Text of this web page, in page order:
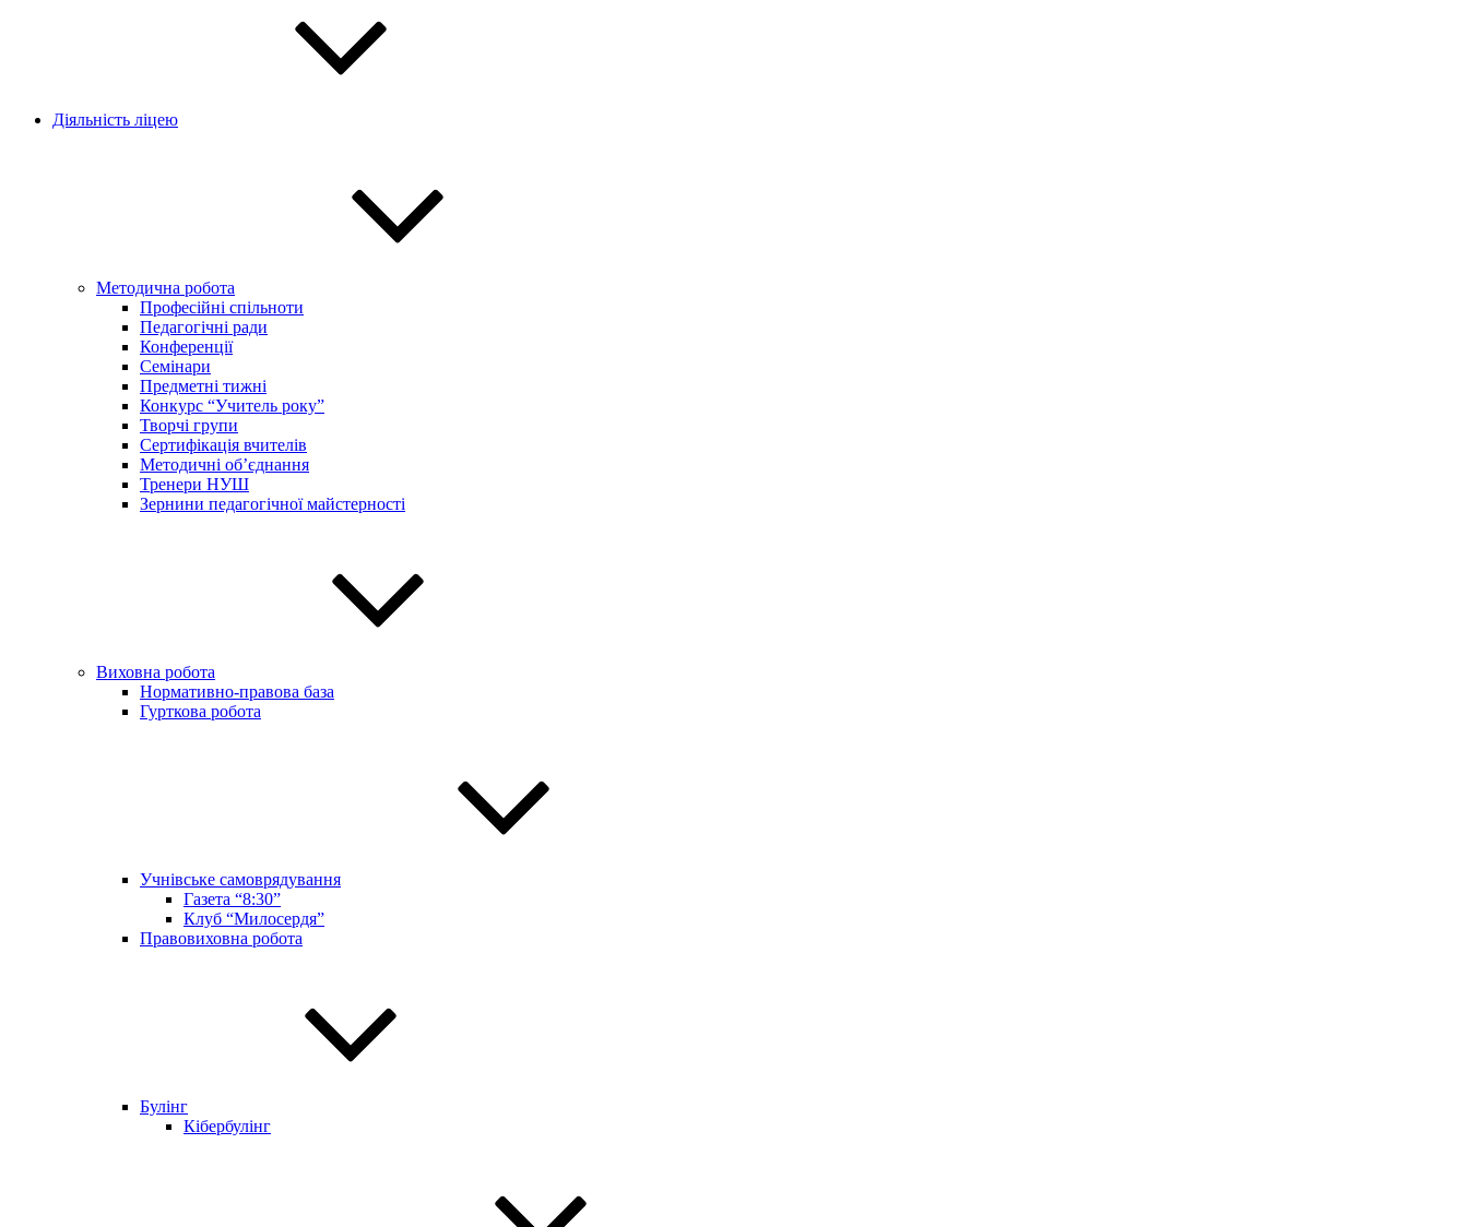
Діяльність ліцею
Методична робота
Професійні спільноти
Педагогічні ради
Конференції
Семінари
Предметні тижні
Конкурс “Учитель року”
Творчі групи
Сертифікація вчителів
Методичні об’єднання
Тренери НУШ
Зернини педагогічної майстерності
Виховна робота
Нормативно-правова база
Гурткова робота
Учнівське самоврядування
Газета “8:30”
Клуб “Милосердя”
Правовиховна робота
Булінг
Кібербулінг